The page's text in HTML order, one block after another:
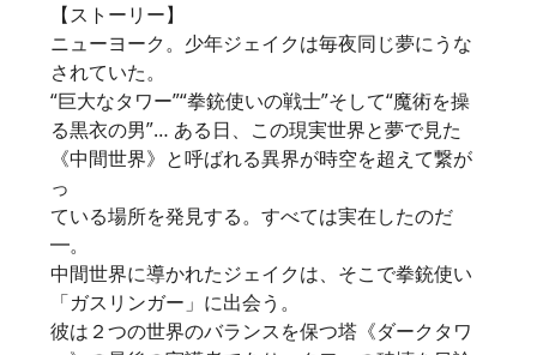
【ストーリー】
ニューヨーク。少年ジェイクは毎夜同じ夢にうな
されていた。
“巨大なタワー”“拳銃使いの戦士”そして“魔術を操
る黒衣の男”… ある日、この現実世界と夢で見た
《中間世界》と呼ばれる異界が時空を超えて繋が
っ
ている場所を発見する。すべては実在したのだ
━。
中間世界に導かれたジェイクは、そこで拳銃使い
「ガスリンガー」に出会う。
彼は２つの世界のバランスを保つ塔《ダークタワ